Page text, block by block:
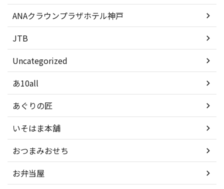
ANAクラウンプラザホテル神戸
JTB
Uncategorized
あ10all
あぐりの匠
いそはま本舗
おつまみおせち
お弁当屋